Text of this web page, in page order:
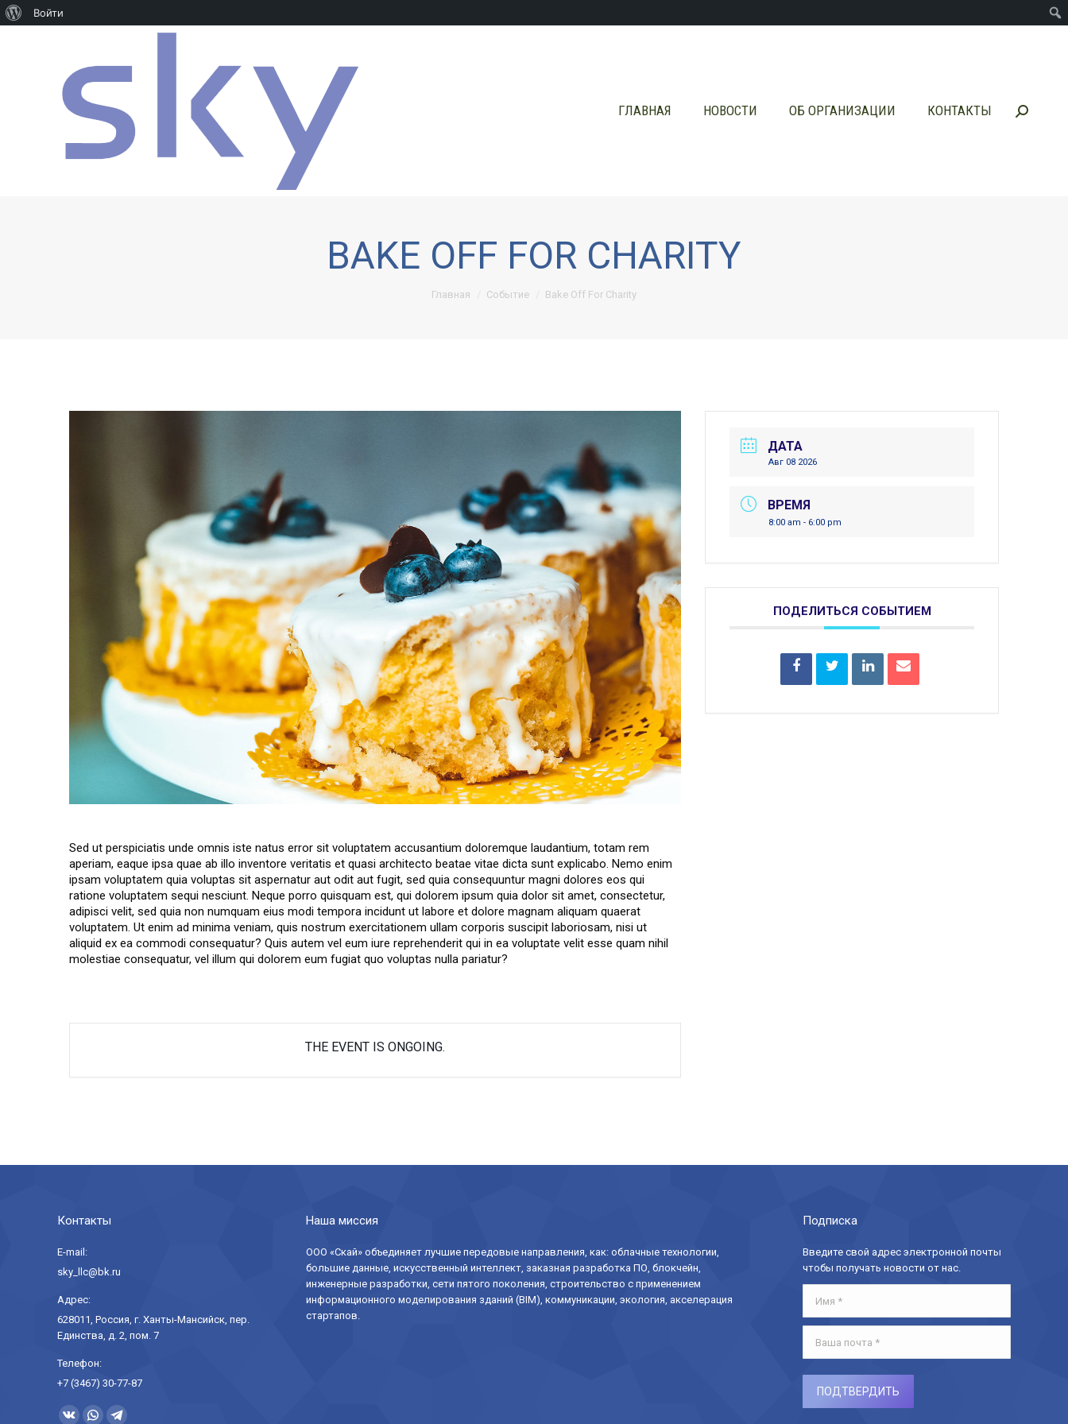
Войти
ГЛАВНАЯ НОВОСТИ ОБ ОРГАНИЗАЦИИ КОНТАКТЫ Поиск:
BAKE OFF FOR CHARITY
Главная Событие Bake Off For Charity
Sed ut perspiciatis unde omnis iste natus error sit voluptatem accusantium doloremque laudantium, totam rem
aperiam, eaque ipsa quae ab illo inventore veritatis et quasi architecto beatae vitae dicta sunt explicabo. Nemo enim
ipsam voluptatem quia voluptas sit aspernatur aut odit aut fugit, sed quia consequuntur magni dolores eos qui
ratione voluptatem sequi nesciunt. Neque porro quisquam est, qui dolorem ipsum quia dolor sit amet, consectetur,
adipisci velit, sed quia non numquam eius modi tempora incidunt ut labore et dolore magnam aliquam quaerat
voluptatem. Ut enim ad minima veniam, quis nostrum exercitationem ullam corporis suscipit laboriosam, nisi ut
aliquid ex ea commodi consequatur? Quis autem vel eum iure reprehenderit qui in ea voluptate velit esse quam nihil
molestiae consequatur, vel illum qui dolorem eum fugiat quo voluptas nulla pariatur?
THE EVENT IS ONGOING.
ДАТА
Авг 08 2026
ВРЕМЯ
8:00 am - 6:00 pm
ПОДЕЛИТЬСЯ СОБЫТИЕМ
Контакты
E-mail:
sky_llc@bk.ru
Адрес:
628011, Россия, г. Ханты-Мансийск, пер.
Единства, д. 2, пом. 7
Телефон:
+7 (3467) 30-77-87
Ищите нас:
Наша миссия
ООО «Скай» объединяет лучшие передовые направления, как: облачные технологии,
большие данные, искусственный интеллект, заказная разработка ПО, блокчейн,
инженерные разработки, сети пятого поколения, строительство с применением
информационного моделирования зданий (BIM), коммуникации, экология, акселерация
стартапов.
Подписка
Введите свой адрес электронной почты
чтобы получать новости от нас.
ПОДТВЕРДИТЬ